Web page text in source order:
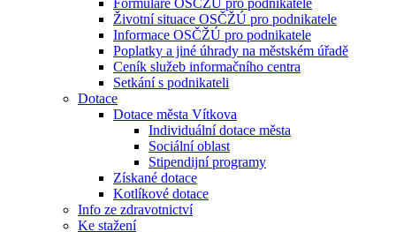
Formuláře OSČŽÚ pro podnikatele
Životní situace OSČŽÚ pro podnikatele
Informace OSČŽÚ pro podnikatele
Poplatky a jiné úhrady na městském úřadě
Ceník služeb informačního centra
Setkání s podnikateli
Dotace
Dotace města Vítkova
Individuální dotace města
Sociální oblast
Stipendijní programy
Získané dotace
Kotlíkové dotace
Info ze zdravotnictví
Ke stažení